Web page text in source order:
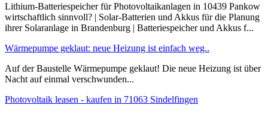
Lithium-Batteriespeicher für Photovoltaikanlagen in 10439 Pankow
wirtschaftlich sinnvoll? | Solar-Batterien und Akkus für die Planung
ihrer Solaranlage in Brandenburg | Batteriespeicher und Akkus f...
Wärmepumpe geklaut: neue Heizung ist einfach weg..
Auf der Baustelle Wärmepumpe geklaut! Die neue Heizung ist über
Nacht auf einmal verschwunden...
Photovoltaik leasen - kaufen in 71063 Sindelfingen